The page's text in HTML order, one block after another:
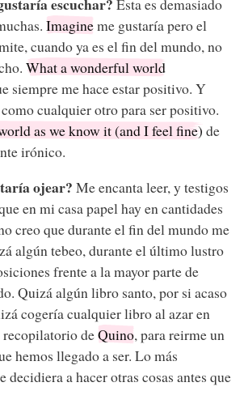
Ésta es demasiado
Imagineme gustaría pero el
cuando ya es el fin del mundo, no
What a wonderful world
siempre me hace estar positivo. Y
cualquier otro para ser positivo.
as we know it (and I feel fine) de
irónico.
ojear? Me encanta leer, y testigos
en mi casa papel hay en cantidades
creo que durante el fin del mundo me
algún tebeo, durante el último lustro
frente a la mayor parte de
Quizá algún libro santo, por si acaso
cogería cualquier libro al azar en
deQuino, para reirme un
hemos llegado a ser. Lo más
decidiera a hacer otras cosas antes que